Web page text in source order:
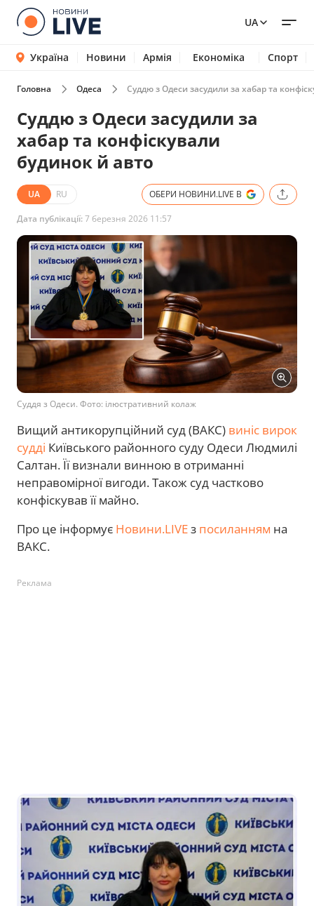
UA
Україна Новини Армія Економіка Спорт
Головна Одеса Суддю з Одеси засудили за хабар та
Суддю з Одеси засудили за
хабар та конфіскували
будинок й авто
UA RU ОБЕРИ НОВИНИ.LIVE В
Дата публікації:7 березня 2026 11:57
Суддя з Одеси. Фото: ілюстративний колаж
Вищий антикорупційний суд (ВАКС) виніс вирок
судді Київського районного суду Одеси Людмилі
Салтан. Її визнали винною в отриманні
неправомірної вигоди. Також суд частково
конфіскував її майно.
Про це інформує Новини.LIVEз посиланням на
ВАКС.
Реклама